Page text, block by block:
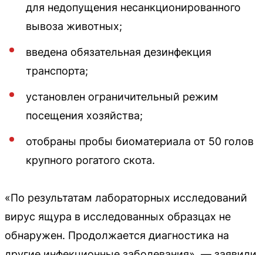
для недопущения несанкционированного
вывоза животных;
введена обязательная дезинфекция
транспорта;
установлен ограничительный режим
посещения хозяйства;
отобраны пробы биоматериала от 50 голов
крупного рогатого скота.
«По результатам лабораторных исследований
вирус ящура в исследованных образцах не
обнаружен. Продолжается диагностика на